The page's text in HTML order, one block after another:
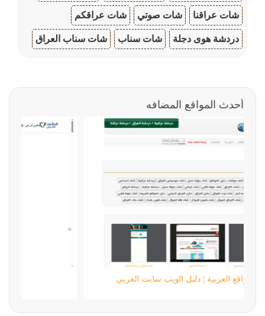
شات عراقنا شات صوتي شات عراقكم
دردشة هوى دجلة شات سناب شات سناب العراق
أحدث المواقع المضافه
دليل المواقع العربية | دليل الويب سايت العربي